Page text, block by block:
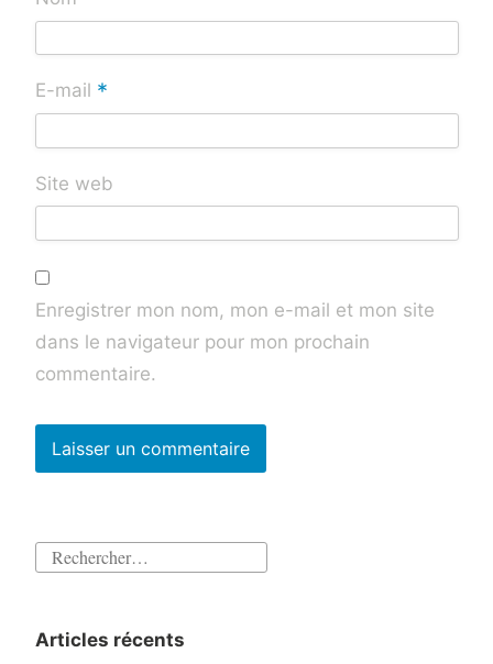
E-mail *
Site web
Enregistrer mon nom, mon e-mail et mon site
dans le navigateur pour mon prochain
commentaire.
Rechercher :
Articles récents